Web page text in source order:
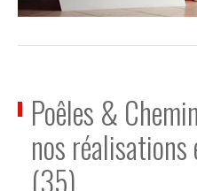
Poêles &
nos
(35)